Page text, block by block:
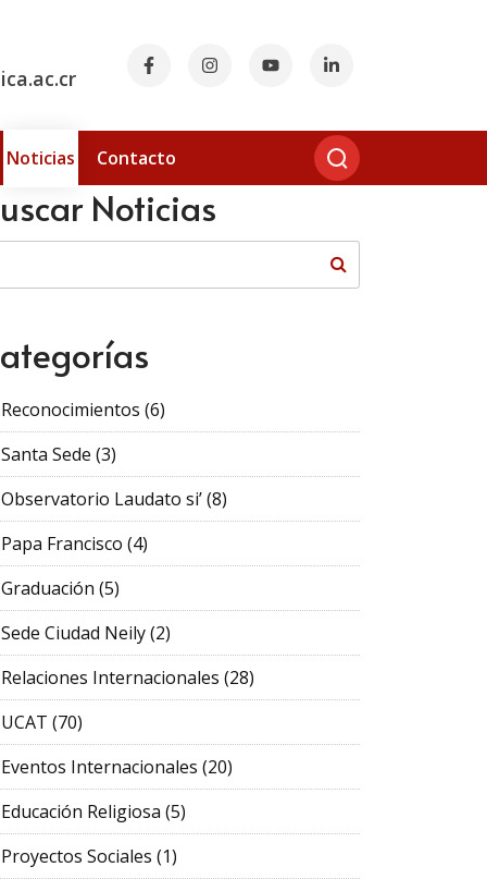
Noticias Contacto
Noticias
Reconocimientos (6)
Santa Sede (3)
Observatorio Laudato si’(8)
Papa Francisco (4)
Graduación (5)
Sede Ciudad Neily(2)
Relaciones Internacionales (28)
UCAT (70)
Eventos Internacionales (20)
Educación Religiosa (5)
Proyectos Sociales (1)